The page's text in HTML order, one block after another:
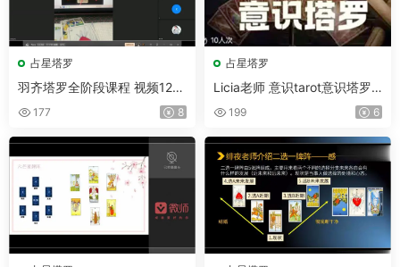
占星塔罗
羽齐塔罗全阶段课程 视频127
集 177 8
占星塔罗
Licia老师 意识tarot意识塔罗
课程 视频8集
199 6